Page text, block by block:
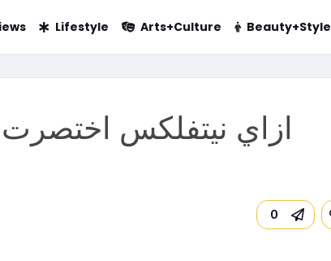
Lifestyle Arts+Culture Beauty+Style
0